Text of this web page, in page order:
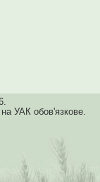
на УАК обов'язкове.